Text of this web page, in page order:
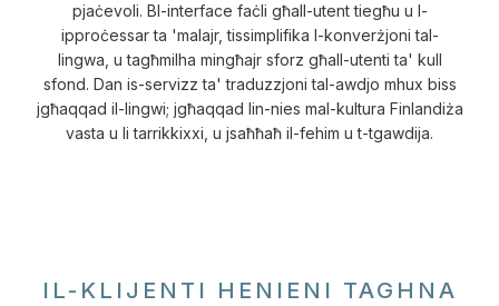
pjaċevoli. Bl-interface faċli għall-utent tiegħu u l-
ipproċessar ta 'malajr, tissimplifika l-konverżjoni tal-
lingwa, u tagħmilha mingħajr sforz għall-utenti ta' kull
sfond. Dan is-servizz ta' traduzzjoni tal-awdjo mhux biss
jgħaqqad il-lingwi; jgħaqqad lin-nies mal-kultura Finlandiża
vasta u li tarrikkixxi, u jsaħħaħ il-fehim u t-tgawdija.
IL-KLIJENTI HENIENI TAGHNA